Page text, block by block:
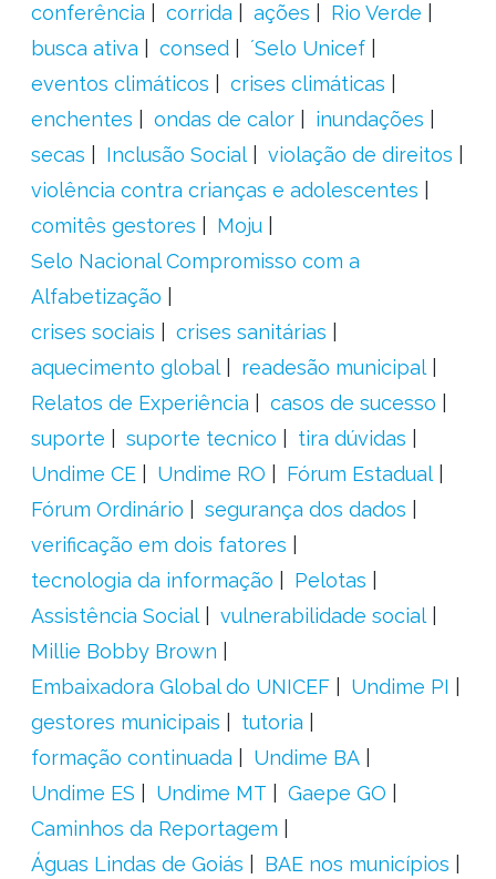
conferência
corrida ações
Rio Verde
busca ativa
consed
´Selo Unicef
eventos climáticos
crises climáticas
enchentes
ondas de calor
inundações
secas
Inclusão Social
violação de direitos
violência contra crianças e adolescentes
comitês gestores
Moju
Selo Nacional Compromisso com a
Alfabetização
crises sociais
crises sanitárias
aquecimento global
readesão municipal
Relatos de Experiência
casos de sucesso
suporte
suporte tecnico
tira dúvidas
Undime CE
Undime RO
Fórum Estadual
Fórum Ordinário
segurança dos dados
verificação em dois fatores
tecnologia da informação
Pelotas
Assistência Social
vulnerabilidade social
Millie Bobby Brown
Embaixadora Global do UNICEF
Undime PI
gestores municipais
tutoria
formação continuada
Undime BA
Undime ES
Undime MT
Gaepe GO
Caminhos da Reportagem
Águas Lindas de Goiás
BAE nos municípios